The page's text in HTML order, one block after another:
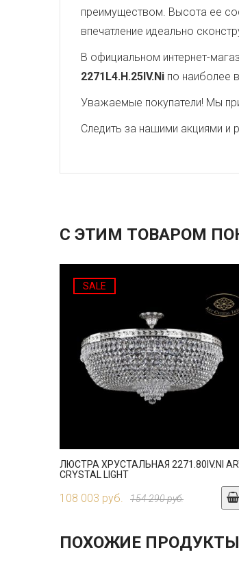
преимуществом. Высота ее
впечатление идеально
В официальном интернет-
2271L4.H.25IV.Ni по наиболее
Уважаемые покупатели! Мы
Следить за нашими акциями
С ЭТИМ ТОВАРОМ
SALE
ЛЮСТРА ХРУСТАЛЬНАЯ 2271.80IV.NI
CRYSTAL LIGHT
108 003 руб. 154 290 руб.
ПОХОЖИЕ ПРОДУКТЫ